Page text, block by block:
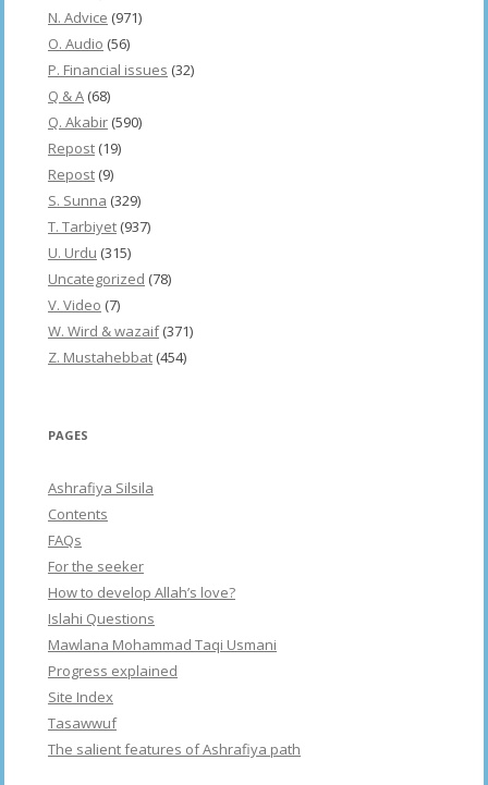
N. Advice (971)
O. Audio (56)
P. Financial issues (32)
Q & A (68)
Q. Akabir (590)
Repost (19)
Repost (9)
S. Sunna (329)
T. Tarbiyet (937)
U. Urdu (315)
Uncategorized (78)
V. Video (7)
W. Wird & wazaif(371)
Z. Mustahebbat (454)
PAGES
Ashrafiya Silsila
Contents
FAQs
For the seeker
How to develop Allah’s love?
Islahi Questions
Mawlana Mohammad Taqi Usmani
Progress explained
Site Index
Tasawwuf
The salient features of Ashrafiya path